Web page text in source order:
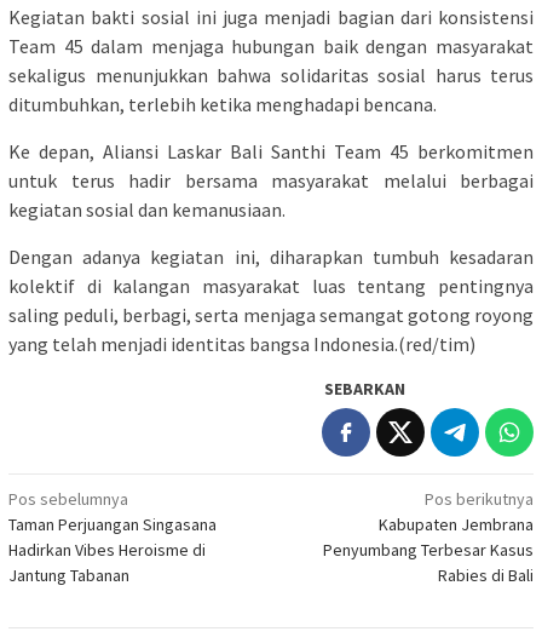
Kegiatan bakti sosial ini juga menjadi bagian dari konsistensi
Team 45 dalam menjaga hubungan baik dengan masyarakat
sekaligus menunjukkan bahwa solidaritas sosial harus terus
ditumbuhkan, terlebih ketika menghadapi bencana.
Ke depan, Aliansi Laskar Bali Santhi Team 45 berkomitmen
untuk terus hadir bersama masyarakat melalui berbagai
kegiatan sosial dan kemanusiaan.
Dengan adanya kegiatan ini, diharapkan tumbuh kesadaran
kolektif di kalangan masyarakat luas tentang pentingnya
saling peduli, berbagi, serta menjaga semangat gotong royong
yang telah menjadi identitas bangsa Indonesia.(red/tim)
SEBARKAN
Navigasi
pos
Pos sebelumnya
Taman Perjuangan Singasana
Hadirkan Vibes Heroisme di
Jantung Tabanan
Pos berikutnya
Kabupaten Jembrana
Penyumbang Terbesar Kasus
Rabies di Bali